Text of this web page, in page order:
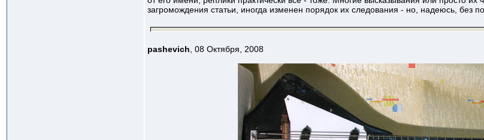
загромождения статьи, иногда изменен порядок их следования - но, надеюсь, без
pashevich , 08 Октября, 2008